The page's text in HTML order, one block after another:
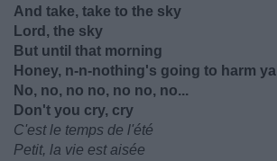
And take, take to the sky
Lord, the sky
But until that morning
Honey, n-n-nothing's going to harm ya
No, no, no no, no no, no...
Don't you cry, cry
C'est le temps de l'été
Petit, la vie est aisée